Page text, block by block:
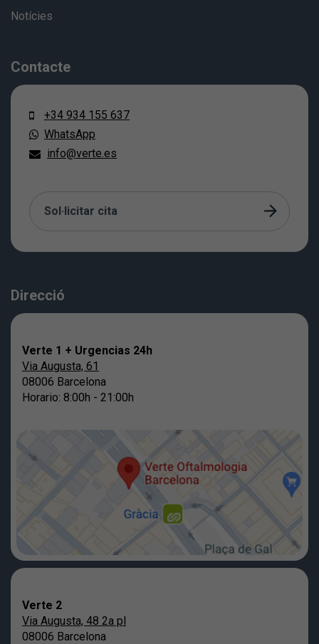
Notícies
Contacte
+34 934 155 637
WhatsApp
info@verte.es
Sol·licitar cita
Direcció
Verte 1 + Urgencias 24h
Via Augusta, 61
08006 Barcelona
Horario: 8:00h - 21:00h
Verte 2
Via Augusta, 48 2a pl
08006 Barcelona